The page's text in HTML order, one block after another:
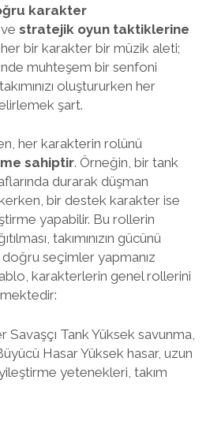
karakter
ve stratejik oyun taktiklerine
her bir karakter bir müzik aleti;
muhteşem bir senfoni
oluştururken her
şart.
her karakterin rolünü
sahiptir. Örneğin, bir tank
durarak düşman
bir destek karakter ise
yapabilir. Bu rollerin
takımınızın gücünü
doğru seçimler yapmanız
karakterlerin genel rollerini
Tank Yüksek savunma,
Hasar Yüksek hasar, uzun
yetenekleri, takım